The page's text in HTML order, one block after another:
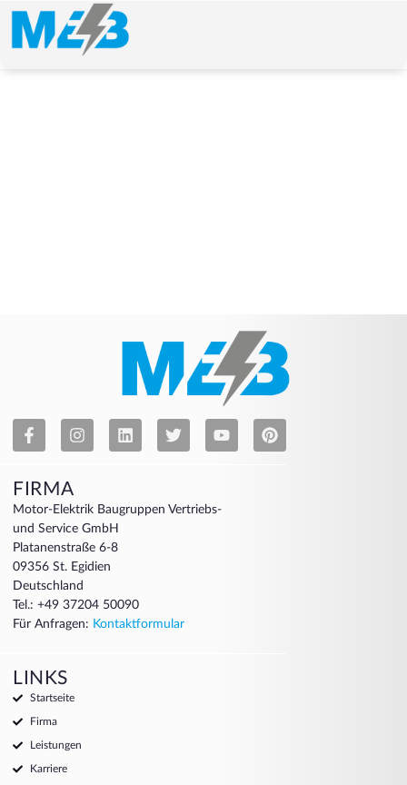
FIRMA
Motor-Elektrik Baugruppen Vertriebs-
und Service GmbH
Platanenstraße 6-8
09356 St. Egidien
Deutschland
Tel.: +49 37204 50090
Für Anfragen: Kontaktformular
LINKS
Startseite
Firma
Leistungen
Karriere